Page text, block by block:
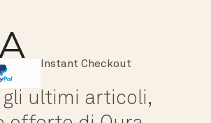
Instant Checkout
gli ultimi articoli,